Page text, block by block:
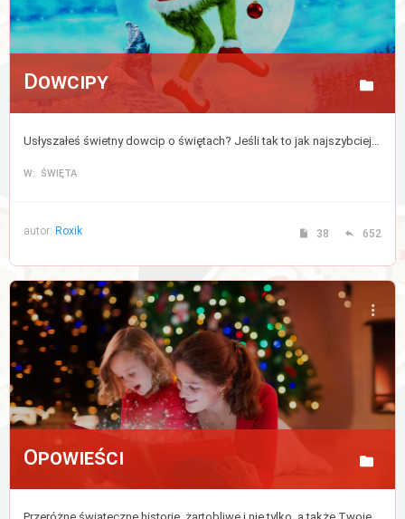
Dowcipy
Usłyszałeś świetny dowcip o świętach? Jeśli tak to jak najszybciej podziel się nim z nami, lub zajrzyj tu po odrobinę uśmiechu.
W: ŚWIĘTA
autor: Roxik 38 652
Opowieści